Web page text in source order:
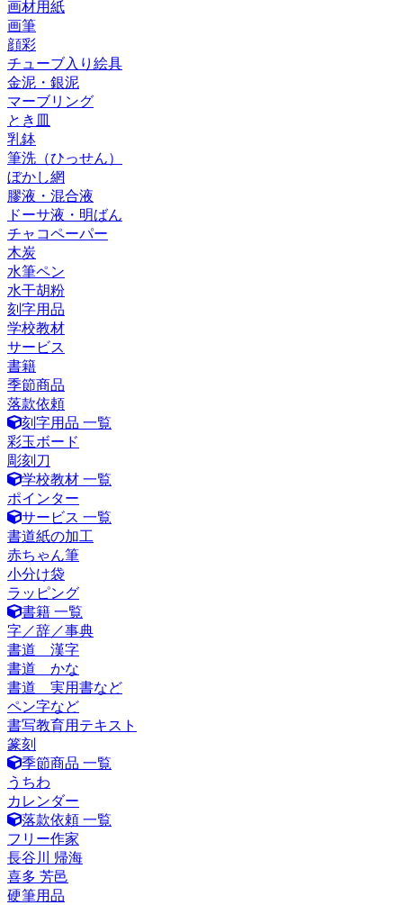
画材用紙
画筆
顔彩
チューブ入り絵具
金泥・銀泥
マーブリング
とき皿
乳鉢
筆洗（ひっせん）
ぼかし網
膠液・混合液
ドーサ液・明ばん
チャコペーパー
木炭
水筆ペン
水干胡粉
刻字用品
学校教材
サービス
書籍
季節商品
落款依頼
刻字用品 一覧
彩玉ボード
彫刻刀
学校教材 一覧
ポインター
サービス 一覧
書道紙の加工
赤ちゃん筆
小分け袋
ラッピング
書籍 一覧
字／辞／事典
書道 漢字
書道 かな
書道 実用書など
ペン字など
書写教育用テキスト
篆刻
季節商品 一覧
うちわ
カレンダー
落款依頼 一覧
フリー作家
長谷川 帰海
喜多 芳邑
硬筆用品